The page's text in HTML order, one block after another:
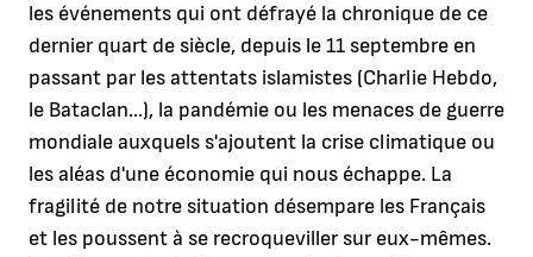
les événements qui ont défrayé la chronique de ce
dernier quart de siècle, depuis le 11 septembre en
passant par les attentats islamistes (Charlie Hebdo,
le Bataclan...), la pandémie ou les menaces de guerre
mondiale auxquels s'ajoutent la crise climatique ou
les aléas d'une économie qui nous échappe. La
fragilité de notre situation désempare les Français
et les poussent à se recroqueviller sur eux-mêmes.